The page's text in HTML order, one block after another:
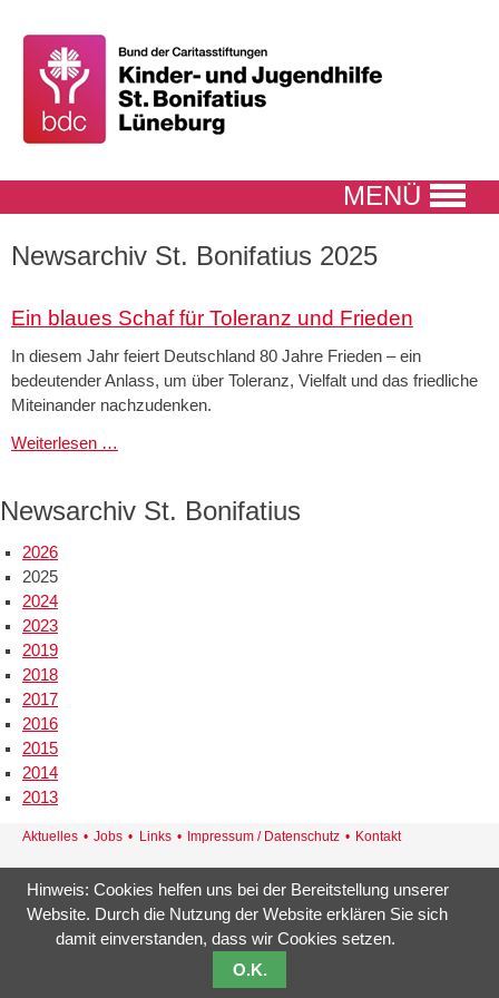
MENÜ
Newsarchiv St. Bonifatius 2025
Ein blaues Schaf für Toleranz und Frieden
In diesem Jahr feiert Deutschland 80 Jahre Frieden – ein
bedeutender Anlass, um über Toleranz, Vielfalt und das friedliche
Miteinander nachzudenken.
Weiterlesen …
für
Newsarchiv St. Bonifatius
2026
2025
2024
2023
2019
2018
2017
2016
2015
2014
2013
Navigation
Aktuelles Jobs Links Impressum / Datenschutz Kontakt
St. Bonifatius · Georg-Böhm-Str. 18 · 21337 Lüneburg
Tel.: 04131/8536-0 · Fax: 04131/8536-46
Hinweis: Cookies helfen uns bei der Bereitstellung unserer
Website. Durch die Nutzung der Website erklären Sie sich
damit einverstanden, dass wir Cookies setzen.
O.K.